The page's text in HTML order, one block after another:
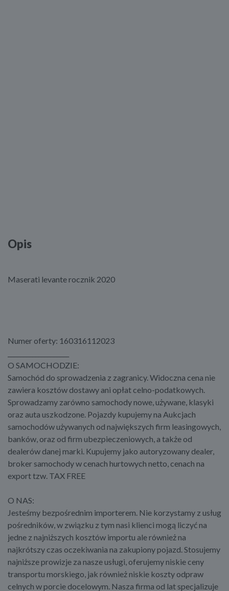
Opis
Maserati levante rocznik 2020
Numer oferty: 160316112023
O SAMOCHODZIE:
Samochód do sprowadzenia z zagranicy. Widoczna cena nie
zawiera kosztów dostawy ani opłat celno-podatkowych.
Sprowadzamy zarówno samochody nowe, używane, klasyki
oraz auta uszkodzone. Pojazdy kupujemy na Aukcjach
samochodów używanych od największych firm leasingowych,
banków, oraz od firm ubezpieczeniowych, a także od
dealerów danej marki. Kupujemy jako autoryzowany dealer,
broker samochody w cenach hurtowych netto, cenach na
export tzw. TAX FREE
O NAS:
Jesteśmy bezpośrednim importerem. Nie korzystamy z usług
pośredników, w związku z tym nasi klienci mogą liczyć na
jedne z najniższych kosztów importu ale również na
najkrótszy czas oczekiwania na zakupiony pojazd. Stosujemy
najniższe prowizje za nasze usługi, oferujemy niskie ceny
transportu morskiego, jak również niskie koszty odpraw
celnych w porcie docelowym. Nasza firma od lat specjalizuje